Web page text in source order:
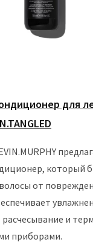
для
который
от
и
приборами.